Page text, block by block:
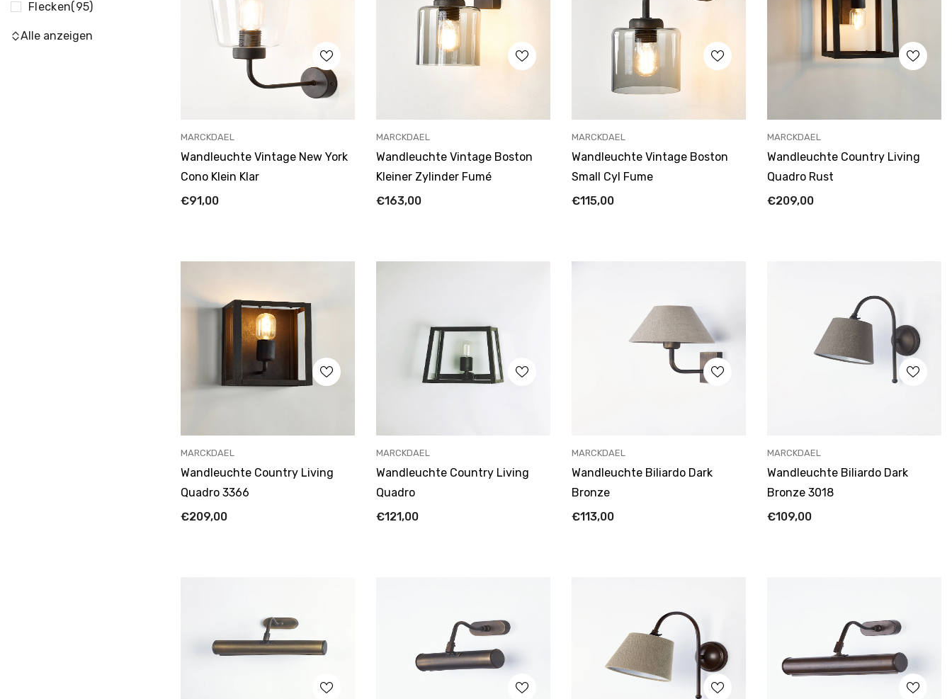
Flecken(95)
Alle anzeigen
ANBIETER:
MARCKDAEL
Wandleuchte Vintage New York
Cono Klein Klar
€91,00
ANBIETER:
MARCKDAEL
Wandleuchte Vintage Boston
Kleiner Zylinder Fumé
€163,00
ANBIETER:
MARCKDAEL
Wandleuchte Vintage Boston
Small Cyl Fume
€115,00
ANBIETER:
MARCKDAEL
Wandleuchte Country Living
Quadro Rust
€209,00
ANBIETER:
MARCKDAEL
Wandleuchte Country Living
Quadro 3366
€209,00
ANBIETER:
MARCKDAEL
Wandleuchte Country Living
Quadro
€121,00
ANBIETER:
MARCKDAEL
Wandleuchte Biliardo Dark
Bronze
€113,00
ANBIETER:
MARCKDAEL
Wandleuchte Biliardo Dark
Bronze 3018
€109,00